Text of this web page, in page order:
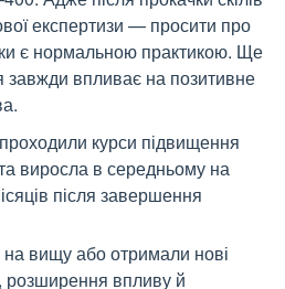
експертизи — просити про
є нормальною практикою. Ще
завжди впливає на позитивне
проходили курси підвищення
виросла в середньому на
після завершення
вищу або отримали нові
розширення впливу й